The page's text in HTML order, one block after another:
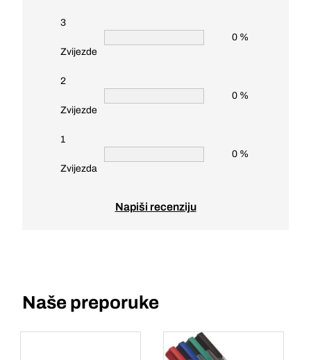
3
Zvijezde
0 %
2
Zvijezde
0 %
1
Zvijezda
0 %
Napiši recenziju
Naše preporuke